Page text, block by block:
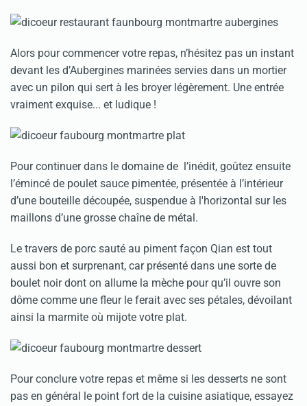
Alors pour commencer votre repas, n’hésitez pas un instant
devant les d’Aubergines marinées servies dans un mortier
avec un pilon qui sert à les broyer légèrement. Une entrée
vraiment exquise... et ludique !
Pour continuer dans le domaine de l’inédit, goûtez ensuite
l’émincé de poulet sauce pimentée, présentée à l’intérieur
d’une bouteille découpée, suspendue à l'horizontal sur les
maillons d’une grosse chaîne de métal.
Le travers de porc sauté au piment façon Qian est tout
aussi bon et surprenant, car présenté dans une sorte de
boulet noir dont on allume la mèche pour qu’il ouvre son
dôme comme une fleur le ferait avec ses pétales, dévoilant
ainsi la marmite où mijote votre plat.
Pour conclure votre repas et même si les desserts ne sont
pas en général le point fort de la cuisine asiatique, essayez